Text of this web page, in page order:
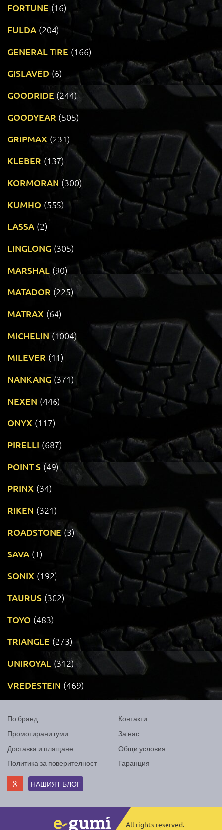
FORTUNE (16)
FULDA (204)
GENERAL TIRE (166)
GISLAVED (6)
GOODRIDE (244)
GOODYEAR (505)
GRIPMAX (231)
KLEBER (137)
KORMORAN (300)
KUMHO (555)
LASSA (2)
LINGLONG (305)
MARSHAL (90)
MATADOR (225)
MATRAX (64)
MICHELIN (1004)
MILEVER (11)
NANKANG (371)
NEXEN (446)
ONYX (117)
PIRELLI (687)
POINT S (49)
PRINX (34)
RIKEN (321)
ROADSTONE (3)
SAVA (1)
SONIX (192)
TAURUS (302)
TOYO (483)
TRIANGLE (273)
UNIROYAL (312)
VREDESTEIN (469)
По бранд
Промотирани гуми
Доставка и плащане
Политика за поверителност
Контакти
За нас
Общи условия
Гаранция
НАШИЯТ БЛОГ
All rights reserved.